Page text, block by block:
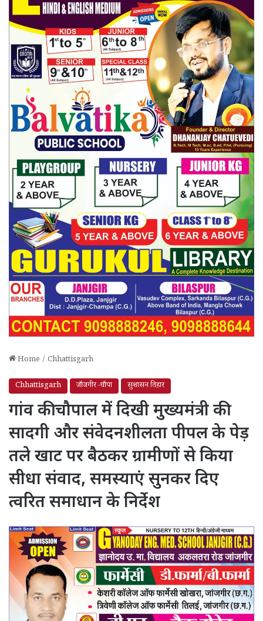
Home / Chhattisgarh
Chhattisgarh जाँजगीर -चाँपा सुशासन तिहार
गांव की चौपाल में दिखी मुख्यमंत्री की
सादगी और संवेदनशीलता पीपल के पेड़
तले खाट पर बैठकर ग्रामीणों से किया
सीधा संवाद, समस्याएं सुनकर दिए
त्वरित समाधान के निर्देश